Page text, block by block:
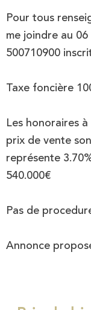
Pour tous
me joindre au
500710900
Taxe foncière
Les honoraires
prix de vente
représente
540.000€
Pas de
Annonce